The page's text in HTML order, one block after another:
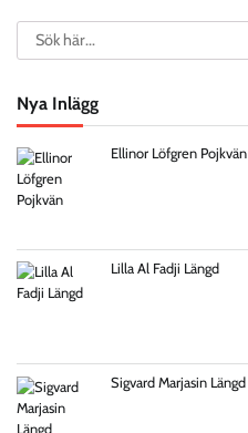
Search
Nya Inlägg
Ellinor Löfgren Pojkvän
Lilla Al Fadji Längd
Sigvard Marjasin Längd